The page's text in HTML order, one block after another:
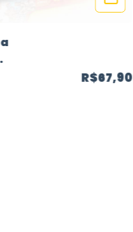
R$67,90